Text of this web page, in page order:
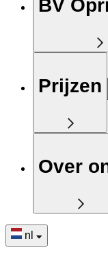
BV
Prijzen
Over
nl